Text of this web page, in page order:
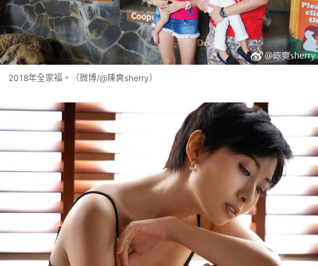
2018年全家福。（微博/@陳爽sherry）